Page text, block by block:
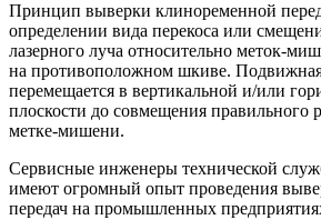
Принцип выверки клиноременной
определении вида перекоса или
лазерного луча относительно меток-
на противоположном шкиве.
перемещается в вертикальной и/или
плоскости до совмещения правильного
метке-мишени.
Сервисные инженеры технической
имеют огромный опыт проведения
передач на промышленных